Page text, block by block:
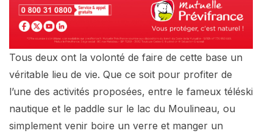
Tous deux ont la volonté de faire de cette base un
véritable lieu de vie. Que ce soit pour profiter de
l’une des activités proposées, entre le fameux téléski
nautique et le paddle sur le lac du Moulineau, ou
simplement venir boire un verre et manger un